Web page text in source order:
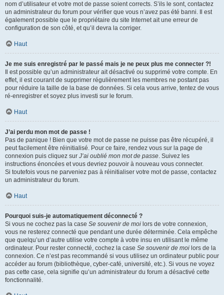
nom d’utilisateur et votre mot de passe soient corrects. S’ils le sont, contactez
un administrateur du forum pour vérifier que vous n’avez pas été banni. Il est
également possible que le propriétaire du site Internet ait une erreur de
configuration de son côté, et qu’il devra la corriger.
Haut
Je me suis enregistré par le passé mais je ne peux plus me connecter ?!
Il est possible qu’un administrateur ait désactivé ou supprimé votre compte. En
effet, il est courant de supprimer régulièrement les membres ne postant pas
pour réduire la taille de la base de données. Si cela vous arrive, tentez de vous
ré-enregistrer et soyez plus investi sur le forum.
Haut
J’ai perdu mon mot de passe !
Pas de panique ! Bien que votre mot de passe ne puisse pas être récupéré, il
peut facilement être réinitialisé. Pour ce faire, rendez vous sur la page de
connexion puis cliquez sur J’ai oublié mon mot de passe. Suivez les
instructions énoncées et vous devriez pouvoir à nouveau vous connecter.
Si toutefois vous ne parveniez pas à réinitialiser votre mot de passe, contactez
un administrateur du forum.
Haut
Pourquoi suis-je automatiquement déconnecté ?
Si vous ne cochez pas la case Se souvenir de moi lors de votre connexion,
vous ne resterez connecté que pendant une durée déterminée. Cela empêche
que quelqu’un d’autre utilise votre compte à votre insu en utilisant le même
ordinateur. Pour rester connecté, cochez la case Se souvenir de moi lors de la
connexion. Ce n’est pas recommandé si vous utilisez un ordinateur public pour
accéder au forum (bibliothèque, cyber-café, université, etc.). Si vous ne voyez
pas cette case, cela signifie qu’un administrateur du forum a désactivé cette
fonctionnalité.